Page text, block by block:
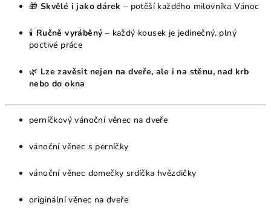
🎁 Skvělé i jako dárek – potěší každého milovníka Vánoc
🕯 Ručně vyráběný – každý kousek je jedinečný, plný
poctivé práce
🌿 Lze zavěsit nejen na dveře, ale i na stěnu, nad krb
nebo do okna
perníčkový vánoční věnec na dveře
vánoční věnec s perníčky
vánoční věnec domečky srdíčka hvězdičky
originální věnec na dveře